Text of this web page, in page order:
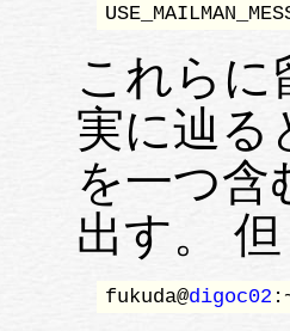
これらに
実に辿る
を一つ含
出す。
fukuda@digoc02